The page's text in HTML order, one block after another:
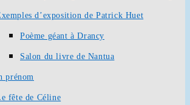
d’exposition de Patrick Huet
Poème géant à Drancy
Salon du livre de Nantua
prénom
fête de Céline